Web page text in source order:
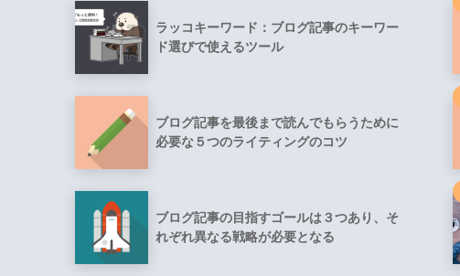
ラッコキーワード：ブログ記事のキーワー
ド選びで使えるツール
ブログ記事を最後まで読んでもらうために
必要な５つのライティングのコツ
ブログ記事の目指すゴールは３つあり、そ
れぞれ異なる戦略が必要となる